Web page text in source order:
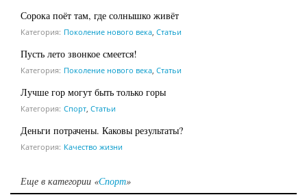
Сорока поёт там, где солнышко живёт
Категория: Поколение нового века, Статьи
Пусть лето звонкое смеется!
Категория: Поколение нового века, Статьи
Лучше гор могут быть только горы
Категория: Спорт, Статьи
Деньги потрачены. Каковы результаты?
Категория: Качество жизни
Еще в категории «Спорт»